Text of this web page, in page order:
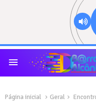
Página inicial Geral